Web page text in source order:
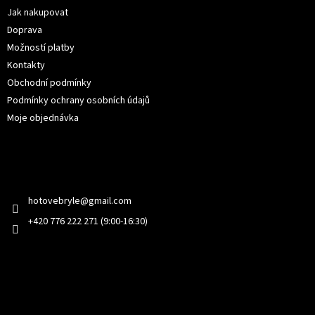
Jak nakupovat
Doprava
Možností platby
Kontakty
Obchodní podmínky
Podmínky ochrany osobních údajů
Moje objednávka
hotovebryle@gmail.com
+420 776 222 271 (9:00-16:30)